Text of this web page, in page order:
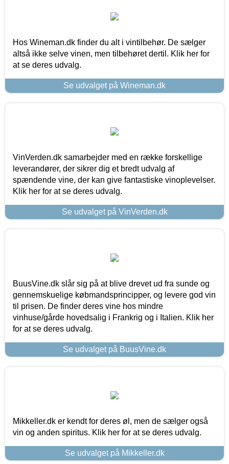
Hos Wineman.dk finder du alt i vintilbehør. De sælger
altså ikke selve vinen, men tilbehøret dertil. Klik her for
at se deres udvalg.
Se udvalget på Wineman.dk
VinVerden.dk samarbejder med en række forskellige
leverandører, der sikrer dig et bredt udvalg af
spændende vine, der kan give fantastiske vinoplevelser.
Klik her for at se deres udvalg.
Se udvalget på VinVerden.dk
BuusVine.dk slår sig på at blive drevet ud fra sunde og
gennemskuelige købmandsprincipper, og levere god vin
til prisen. De finder deres vine hos mindre
vinhuse/gårde hovedsalig i Frankrig og i Italien. Klik her
for at se deres udvalg.
Se udvalget på BuusVine.dk
Mikkeller.dk er kendt for deres øl, men de sælger også
vin og anden spiritus. Klik her for at se deres udvalg.
Se udvalget på Mikkeller.dk